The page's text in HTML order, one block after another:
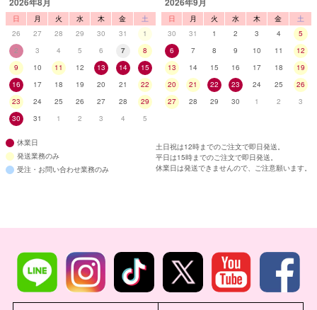
日 月 火 水 木 金
土
26
27 28 29 30 31
1
2
3 4 5 6 7
8
9
10 11 12 13 14
15
16
17 18 19 20 21
22
23
24 25 26 27 28
29
30
31 1 2 3 4 5
日 月 火 水 木 金
土
30
31 1 2 3 4
5
6
7 8 9 10 11
12
13
14 15 16 17 18
19
20
21 22 23 24 25
26
27
28 29 30 1 2 3
休業日
発送業務のみ
受注・お問い合わせ業務のみ
土日祝は12時までのご注文で即日発送。
平日は15時までのご注文で即日発送。
休業日は発送できませんので、ご注意願います。